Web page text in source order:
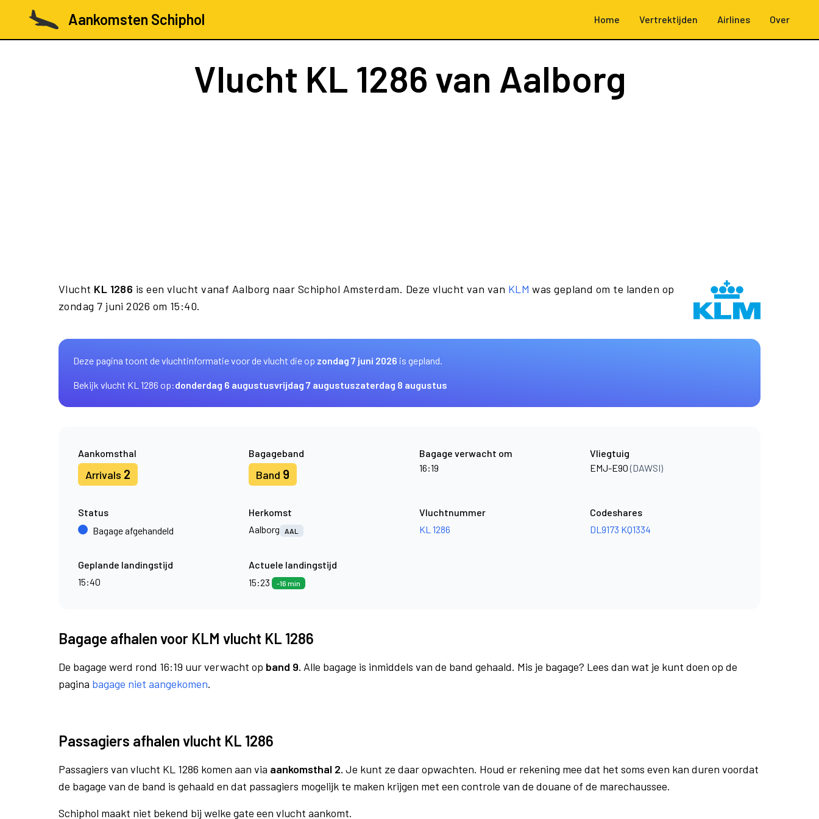
Aankomsten Schiphol Home Vertrektijden Airlines Over
Vlucht KL 1286 van Aalborg
Vlucht KL 1286 is een vlucht vanaf Aalborg naar Schiphol Amsterdam. Deze vlucht van van KLM was gepland om te landen op
zondag 7 juni 2026 om 15:40.
Deze pagina toont de vluchtinformatie voor de vlucht die op zondag 7 juni 2026 is gepland.
Bekijk vlucht KL 1286 op:donderdag 6 augustusvrijdag 7 augustuszaterdag 8 augustus
Aankomsthal
Arrivals 2
Bagageband
Band 9
Bagage verwacht om
16:19
Vliegtuig
EMJ-E90(DAWSI)
Status
Bagage afgehandeld
Herkomst
Aalborg
AAL
Vluchtnummer
KL 1286
Codeshares
DL9173 KQ1334
Geplande landingstijd
15:40
Actuele landingstijd
15:23
-16 min
Bagage afhalen voor KLM vlucht KL 1286
De bagage werd rond 16:19 uur verwacht op band 9. Alle bagage is inmiddels van de band gehaald. Mis je bagage? Lees dan wat je kunt doen op de
pagina bagage niet aangekomen.
Passagiers afhalen vlucht KL 1286
Passagiers van vlucht KL 1286 komen aan via aankomsthal 2. Je kunt ze daar opwachten. Houd er rekening mee dat het soms even kan duren voordat
de bagage van de band is gehaald en dat passagiers mogelijk te maken krijgen met een controle van de douane of de marechaussee.
Schiphol maakt niet bekend bij welke gate een vlucht aankomt.